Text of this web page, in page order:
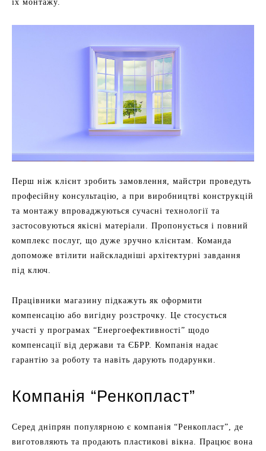
їх монтажу.
Перш ніж клієнт зробить замовлення, майстри проведуть
професійну консультацію, а при виробництві конструкцій
та монтажу впроваджуються сучасні технології та
застосовуються якісні матеріали. Пропонується і повний
комплекс послуг, що дуже зручно клієнтам. Команда
допоможе втілити найскладніші архітектурні завдання
під ключ.
Працівники магазину підкажуть як оформити
компенсацію або вигідну розстрочку. Це стосується
участі у програмах “Енергоефективності” щодо
компенсації від держави та ЄБРР. Компанія надає
гарантію за роботу та навіть дарують подарунки.
Компанія “Ренкопласт”
Серед дніпрян популярною є компанія “Ренкопласт”, де
виготовляють та продають пластикові вікна. Працює вона